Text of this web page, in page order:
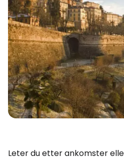
Leter du etter ankomster